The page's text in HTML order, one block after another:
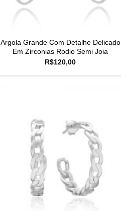
Argola Grande Com Detalhe Delicado
Em Zirconias Rodio Semi Joia
R$120,00